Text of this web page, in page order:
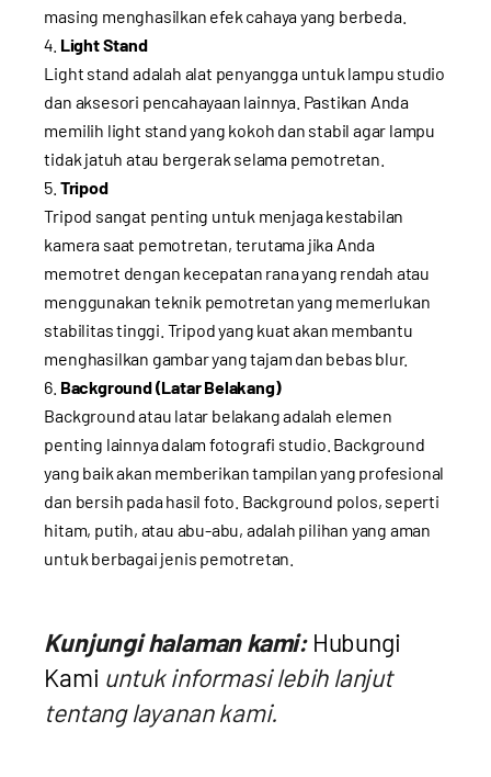
masing menghasilkan efek cahaya yang berbeda.
Light Stand
Light stand adalah alat penyangga untuk lampu studio
dan aksesori pencahayaan lainnya. Pastikan Anda
memilih light stand yang kokoh dan stabil agar lampu
tidak jatuh atau bergerak selama pemotretan.
Tripod
Tripod sangat penting untuk menjaga kestabilan
kamera saat pemotretan, terutama jika Anda
memotret dengan kecepatan rana yang rendah atau
menggunakan teknik pemotretan yang memerlukan
stabilitas tinggi. Tripod yang kuat akan membantu
menghasilkan gambar yang tajam dan bebas blur.
Background (Latar Belakang)
Background atau latar belakang adalah elemen
penting lainnya dalam fotografi studio. Background
yang baik akan memberikan tampilan yang profesional
dan bersih pada hasil foto. Background polos, seperti
hitam, putih, atau abu-abu, adalah pilihan yang aman
untuk berbagai jenis pemotretan.
Kunjungi halaman kami: Hubungi
Kami untuk informasi lebih lanjut
tentang layanan kami.